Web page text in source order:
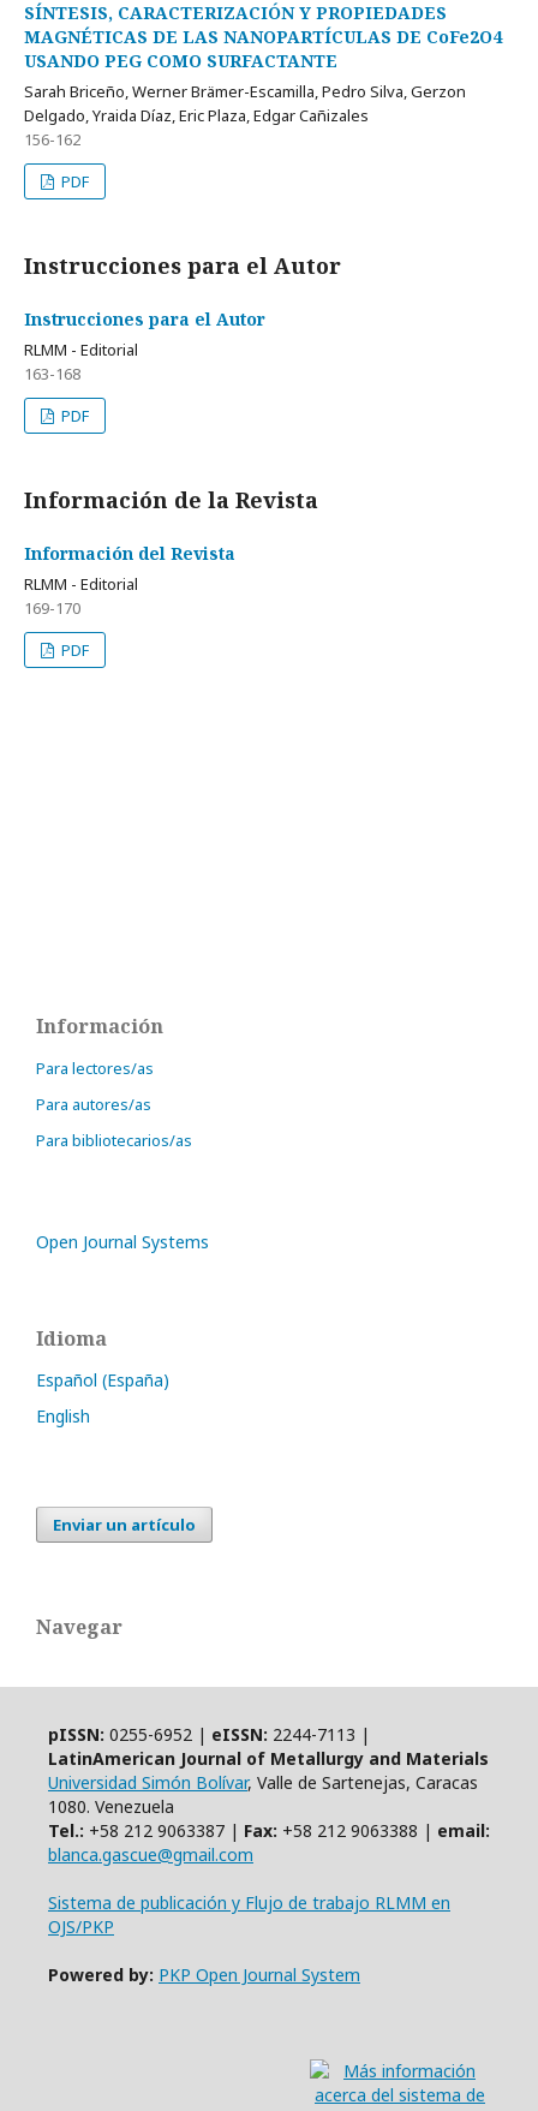
SÍNTESIS, CARACTERIZACIÓN Y PROPIEDADES
MAGNÉTICAS DE LAS NANOPARTÍCULAS DE CoFe2O4
USANDO PEG COMO SURFACTANTE
Sarah Briceño, Werner Brämer-Escamilla, Pedro Silva, Gerzon
Delgado, Yraida Díaz, Eric Plaza, Edgar Cañizales
156-162
PDF
Instrucciones para el Autor
Instrucciones para el Autor
RLMM - Editorial
163-168
PDF
Información de la Revista
Información del Revista
RLMM - Editorial
169-170
PDF
Información
Para lectores/as
Para autores/as
Para bibliotecarios/as
Open Journal Systems
Idioma
Español (España)
English
Enviar un artículo
Navegar
pISSN: 0255-6952 | eISSN: 2244-7113 |
LatinAmerican Journal of Metallurgy and Materials
Universidad Simón Bolívar, Valle de Sartenejas, Caracas
1080. Venezuela
Tel.: +58 212 9063387 | Fax: +58 212 9063388 | email:
blanca.gascue@gmail.com
Sistema de publicación y Flujo de trabajo RLMM en
OJS/PKP
Powered by: PKP Open Journal System